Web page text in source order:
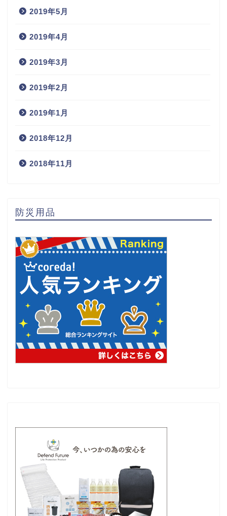
2019年5月
2019年4月
2019年3月
2019年2月
2019年1月
2018年12月
2018年11月
防災用品